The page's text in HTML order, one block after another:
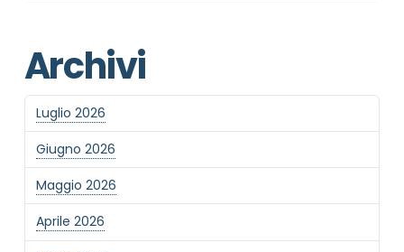
Archivi
Luglio 2026
Giugno 2026
Maggio 2026
Aprile 2026